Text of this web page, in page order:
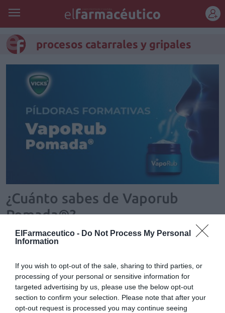
ElFarmaceutico - Do Not Process My Personal
Information
If you wish to opt-out of the sale, sharing to third parties, or
processing of your personal or sensitive information for
targeted advertising by us, please use the below opt-out
section to confirm your selection. Please note that after your
opt-out request is processed you may continue seeing
procesos catarrales y gripales
¿Cuánto sabes de Vaporub
Pomada®?
Noticias y novedades Redacción
08/01/2024
Nueva formación online para conocer la ciencia detrás de Vaporub
Normon amplía su gama de invierno
con Normotus Expectorante
Noticias y novedades
Redacción
04/12/2023